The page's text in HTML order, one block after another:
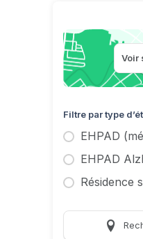
Voir
Filtre par type
EHPAD
EHPAD
Résidence